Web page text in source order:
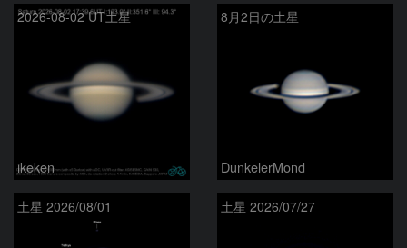
2026-08-02 UT土星
ikeken
8月2日の土星
DunkelerMond
土星 2026/08/01 土星 2026/07/27